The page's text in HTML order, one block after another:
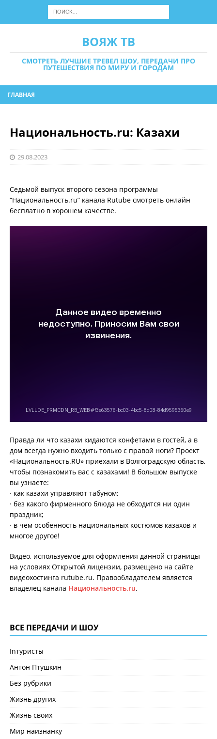
ВОЯЖ ТВ
СМОТРЕТЬ ЛУЧШИЕ ТРЕВЕЛ ШОУ, ПЕРЕДАЧИ ПРО
ПУТЕШЕСТВИЯ ПО МИРУ И ГОРОДАМ
ГЛАВНАЯ
Национальность.ru: Казахи
29.08.2023
Седьмой выпуск второго сезона программы
“Национальность.ru” канала Rutube смотреть онлайн
бесплатно в хорошем качестве.
Правда ли что казахи кидаются конфетами в гостей, а в
дом всегда нужно входить только с правой ноги? Проект
«Национальность.RU» приехали в Волгоградскую область,
чтобы познакомить вас с казахами! В большом выпуске
вы узнаете:
· как казахи управляют табуном;
· без какого фирменного блюда не обходится ни один
праздник;
· в чем особенность национальных костюмов казахов и
многое другое!
Видео, используемое для оформления данной страницы
на условиях Открытой лицензии, размещено на сайте
видеохостинга rutube.ru. Правообладателем является
владелец канала Национальность.ru.
ВСЕ ПЕРЕДАЧИ И ШОУ
Inтуристы
Антон Птушкин
Без рубрики
Жизнь других
Жизнь своих
Мир наизнанку